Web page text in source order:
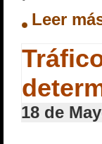
Leer
18 de